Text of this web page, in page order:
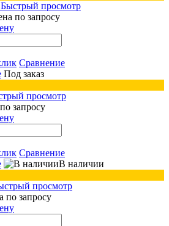
Быстрый просмотр
по запросу
Сравнение
Под заказ
просмотр
запросу
Сравнение
В наличии
просмотр
по запросу